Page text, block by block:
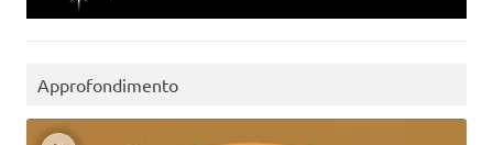
Approfondimento